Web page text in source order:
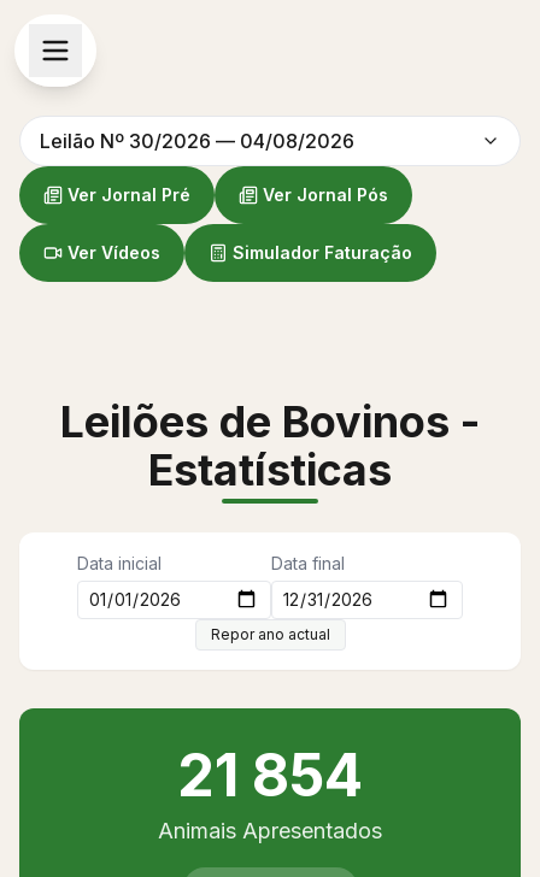
Leilão Nº 30/2026 — 04/08/2026
Ver Jornal Pré Ver Jornal Pós
Ver Vídeos Simulador Faturação
Leilões de Bovinos -
Estatísticas
Data inicial Data final
Repor ano actual
21 854
Animais Apresentados